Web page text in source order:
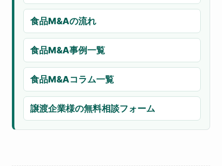
食品M&Aの流れ
食品M&A事例一覧
食品M&Aコラム一覧
譲渡企業様の無料相談フォーム